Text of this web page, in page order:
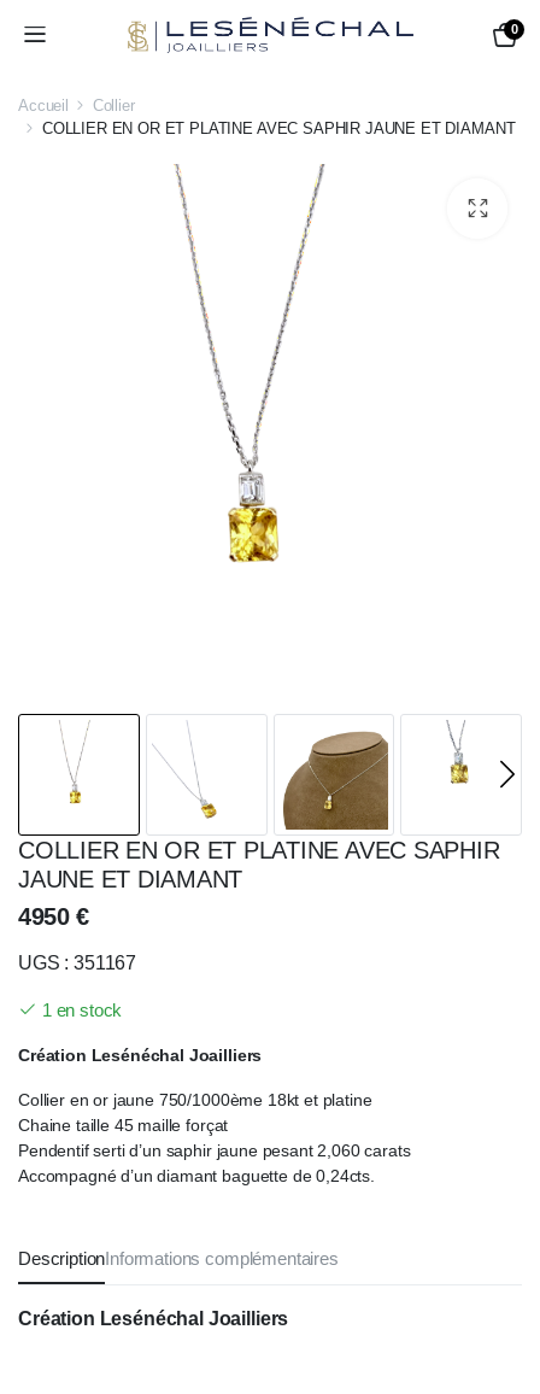
0
Accueil
Collier
COLLIER EN OR ET PLATINE AVEC SAPHIR JAUNE ET DIAMANT
COLLIER EN OR ET PLATINE AVEC SAPHIR
JAUNE ET DIAMANT
4950 €
UGS : 351167
1 en stock
Création Lesénéchal Joailliers
Collier en or jaune 750/1000ème 18kt et platine
Chaine taille 45 maille forçat
Pendentif serti d’un saphir jaune pesant 2,060 carats
Accompagné d’un diamant baguette de 0,24cts.
DescriptionInformations complémentaires
Création Lesénéchal Joailliers